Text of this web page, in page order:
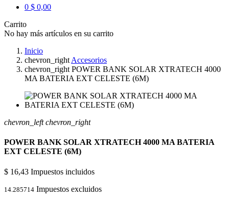
0 $ 0,00
Carrito
No hay más artículos en su carrito
Inicio
chevron_right Accesorios
chevron_right POWER BANK SOLAR XTRATECH 4000
MA BATERIA EXT CELESTE (6M)
chevron_left chevron_right
POWER BANK SOLAR XTRATECH 4000 MA BATERIA
EXT CELESTE (6M)
$ 16,43 Impuestos incluidos
14.285714 Impuestos excluidos